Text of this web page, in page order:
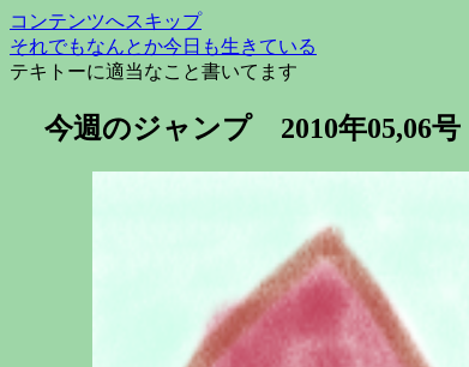
コンテンツへスキップ
それでもなんとか今日も生きている
テキトーに適当なこと書いてます
今週のジャンプ 2010年05,06号